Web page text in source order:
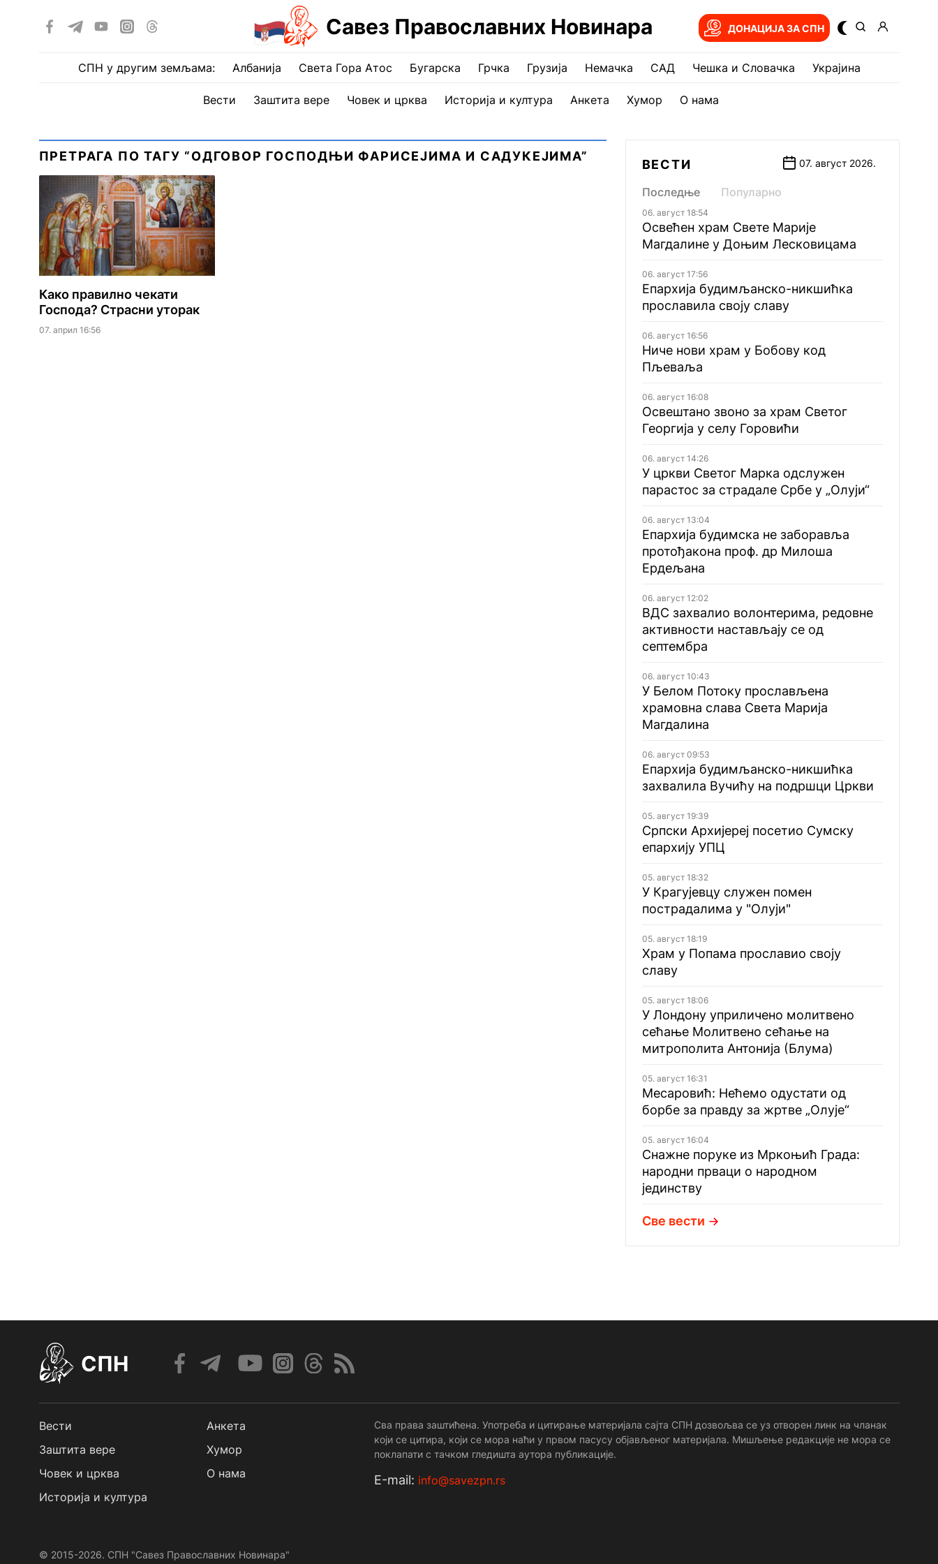
Савез Православних Новинара ДОНАЦИЈА ЗА СПН
СПН у другим земљама: Албанија Света Гора Атос Бугарска Грчка Грузија Немачка САД Чешка и Словачка Украјина
Вести Заштита вере Човек и црква Историја и култура Анкета Хумор О нама
ПРЕТРАГА ПО ТАГУ “ОДГОВОР ГОСПОДЊИ ФАРИСЕЈИМА И САДУКЕЈИМА”
Како правилно чекати
Господа? Страсни уторак
07. април 16:56
ВЕСТИ 07. август 2026.
Последње Популарно
06. август 18:54
Освећен храм Свете Марије
Магдалине у Доњим Лесковицама
06. август 17:56
Епархија будимљанско-никшићка
прославила своју славу
06. август 16:56
Ниче нови храм у Бобову код
Пљеваља
06. август 16:08
Освештано звоно за храм Светог
Георгија у селу Горовићи
06. август 14:26
У цркви Светог Марка одслужен
парастос за страдале Србе у „Олуји“
06. август 13:04
Епархија будимска не заборавља
протођакона проф. др Милоша
Ердељана
06. август 12:02
ВДС захвалио волонтерима, редовне
активности настављају се од
септембра
06. август 10:43
У Белом Потоку прослављена
храмовна слава Света Марија
Магдалина
06. август 09:53
Епархија будимљанско-никшићка
захвалила Вучићу на подршци Цркви
05. август 19:39
Српски Архијереј посетио Сумску
епархију УПЦ
05. август 18:32
У Крагујевцу служен помен
пострадалима у "Олуји"
05. август 18:19
Храм у Попама прославио своју
славу
05. август 18:06
У Лондону уприличено молитвено
сећање Молитвено сећање на
митрополита Антонија (Блума)
05. август 16:31
Месаровић: Нећемо одустати од
борбе за правду за жртве „Олује“
05. август 16:04
Снажне поруке из Мркоњић Града:
народни прваци о народном
јединству
Све вести
СПН
Вести
Заштита вере
Човек и црква
Историја и култура
Анкета
Хумор
О нама
Сва права заштићена. Употреба и цитирање материјала сајта СПН дозвољва се уз отворен линк на чланак
који се цитира, који се мора наћи у првом пасусу објављеног материјала. Мишљење редакције не мора се
поклапати с тачком гледишта аутора публикације.
Е-mail: info@savezpn.rs
© 2015-2026. СПН "Савез Православних Новинара"